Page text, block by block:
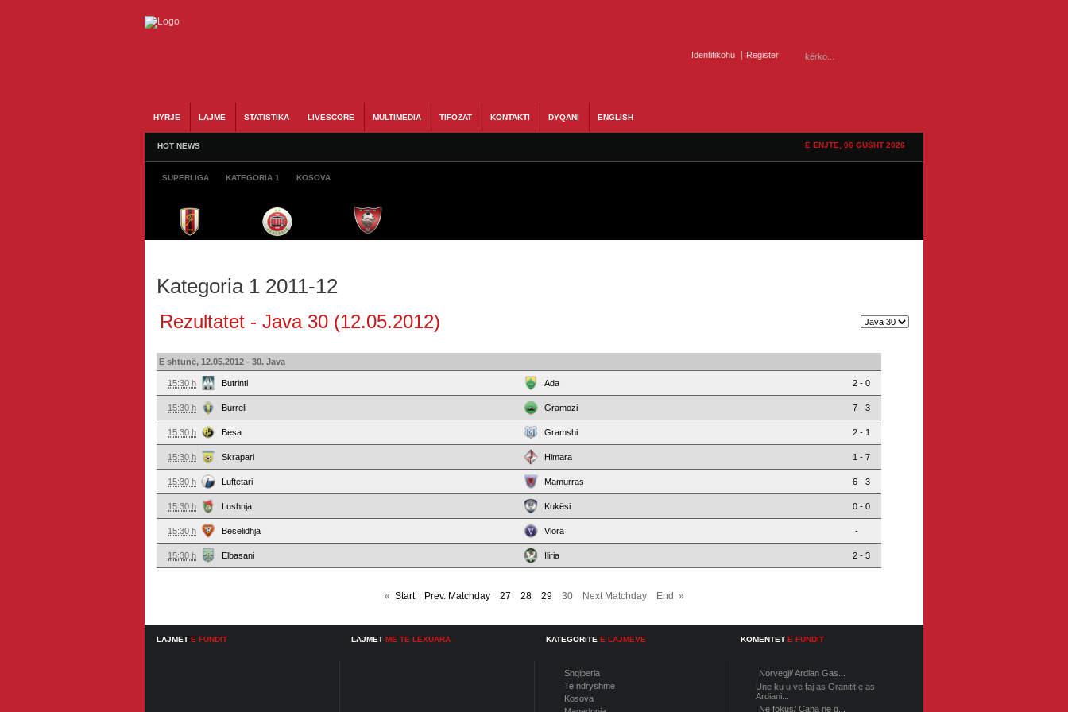
Identifikohu Register
HYRJE LAJME STATISTIKA LIVESCORE MULTIMEDIA TIFOZAT KONTAKTI DYQANI ENGLISH
HOT NEWS E ENJTE, 06 GUSHT 2026
SUPERLIGA KATEGORIA 1 KOSOVA
Kategoria 1 2011-12
Rezultatet - Java 30 (12.05.2012)
E shtunë, 12.05.2012 - 30. Java
15:30 h Butrinti Ada 2 - 0
15:30 h Burreli Gramozi 7 - 3
15:30 h Besa Gramshi 2 - 1
15:30 h Skrapari Himara 1 - 7
15:30 h Luftetari Mamurras 6 - 3
15:30 h Lushnja Kukësi 0 - 0
15:30 h Beselidhja Vlora -
15:30 h Elbasani Iliria 2 - 3
« Start Prev. Matchday 27 28 2930 Next Matchday End »
LAJMET E FUNDIT LAJMET ME TE LEXUARA KATEGORITE E LAJMEVE
Shqiperia
Te ndryshme
Kosova
KOMENTET E FUNDIT
Norvegji/ Ardian Gas...
Une ku u ve faj as Granitit e as
Ardiani...
Ne fokus/ Cana në g...